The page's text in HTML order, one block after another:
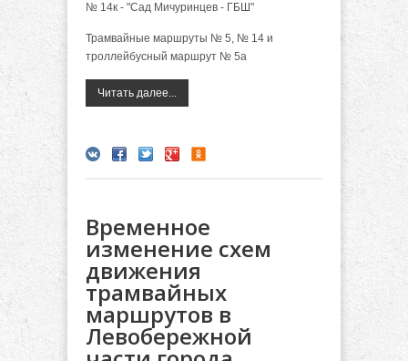
№ 14к - "Сад Мичуринцев - ГБШ"
Трамвайные маршруты № 5, № 14 и
троллейбусный маршрут № 5а
Читать далее...
Временное
изменение схем
движения
трамвайных
маршрутов в
Левобережной